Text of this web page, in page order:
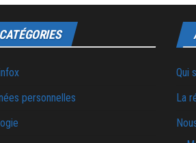
CATÉGORIES
personnelles
Qui
La